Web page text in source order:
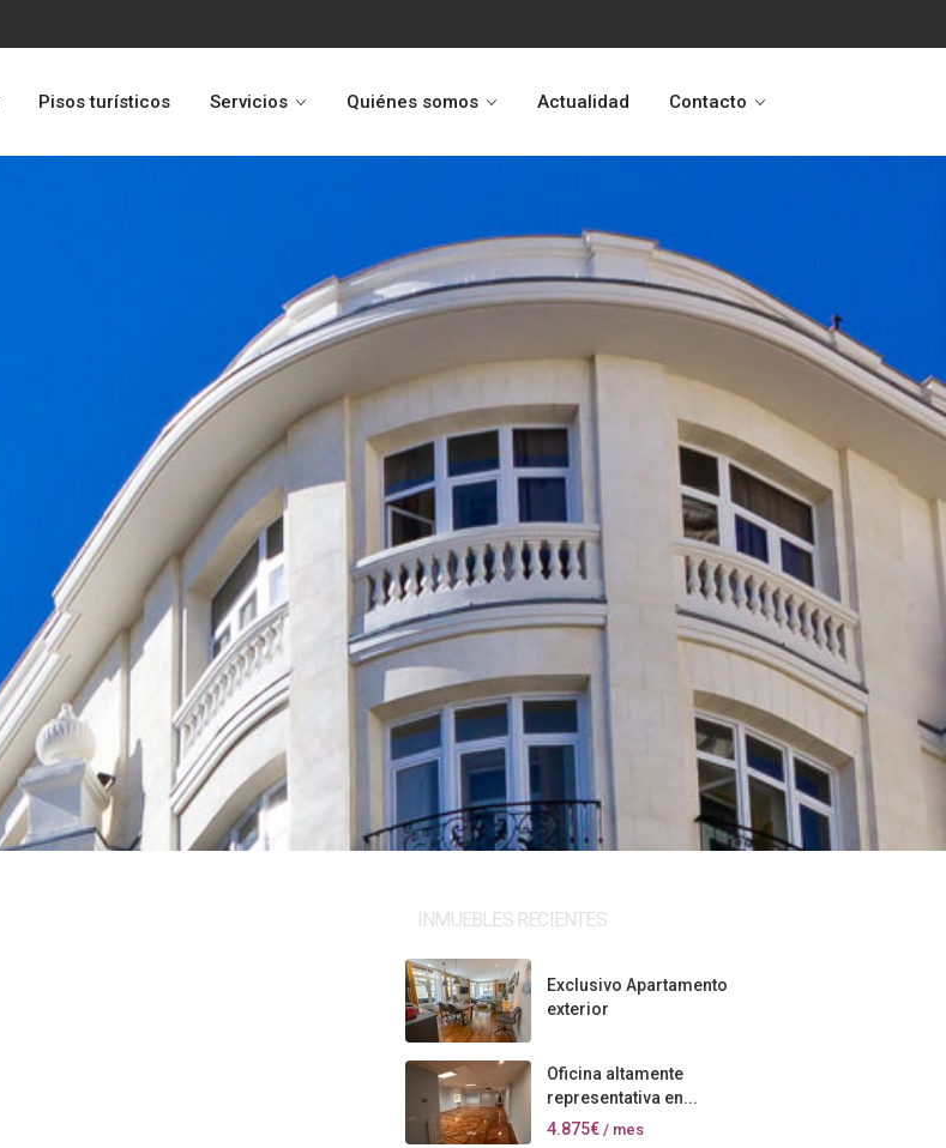
Pisos turísticos Servicios Quiénes somos Actualidad Contacto
INMUEBLES RECIENTES
Exclusivo Apartamento
exterior
Oficina altamente
representativa en...
4.875€ / mes